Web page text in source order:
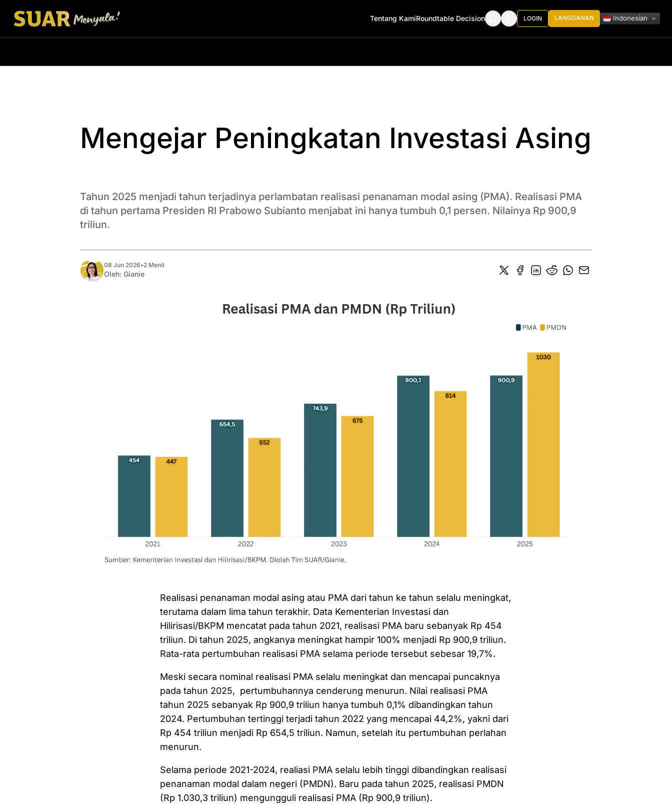
Tentang KamiRoundtable Decision LOGIN LANGGANAN Indonesian
Mengejar Peningkatan Investasi Asing
Tahun 2025 menjadi tahun terjadinya perlambatan realisasi penanaman modal asing (PMA). Realisasi PMA
di tahun pertama Presiden RI Prabowo Subianto menjabat ini hanya tumbuh 0,1 persen. Nilainya Rp 900,9
triliun.
08 Jun 2026•2 Menit
Oleh: Gianie
Realisasi penanaman modal asing atau PMA dari tahun ke tahun selalu meningkat,
terutama dalam lima tahun terakhir. Data Kementerian Investasi dan
Hilirisasi/BKPM mencatat pada tahun 2021, realisasi PMA baru sebanyak Rp 454
triliun. Di tahun 2025, angkanya meningkat hampir 100% menjadi Rp 900,9 triliun.
Rata-rata pertumbuhan realisasi PMA selama periode tersebut sebesar 19,7%.
Meski secara nominal realisasi PMA selalu meningkat dan mencapai puncaknya
pada tahun 2025, pertumbuhannya cenderung menurun. Nilai realisasi PMA
tahun 2025 sebanyak Rp 900,9 triliun hanya tumbuh 0,1% dibandingkan tahun
2024. Pertumbuhan tertinggi terjadi tahun 2022 yang mencapai 44,2%, yakni dari
Rp 454 triliun menjadi Rp 654,5 triliun. Namun, setelah itu pertumbuhan perlahan
menurun.
Selama periode 2021-2024, realiasi PMA selalu lebih tinggi dibandingkan realisasi
penanaman modal dalam negeri (PMDN). Baru pada tahun 2025, realisasi PMDN
(Rp 1.030,3 triliun) mengungguli realisasi PMA (Rp 900,9 triliun).